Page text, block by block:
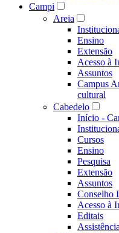
Campi
Areia
Ensino
Extensão
Acesso à
Assuntos
Campus
cultural
Cabedelo
Início -
Cursos
Ensino
Pesquisa
Extensão
Assuntos
Conselho
Acesso à
Editais